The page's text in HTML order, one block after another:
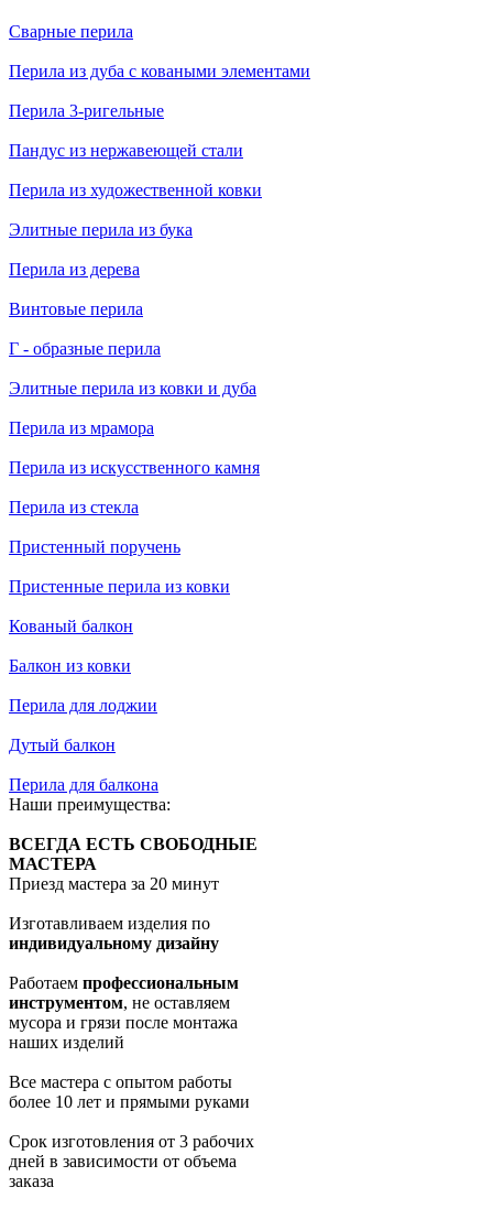
Сварные перила
Перила из дуба с коваными элементами
Перила 3-ригельные
Пандус из нержавеющей стали
Перила из художественной ковки
Элитные перила из бука
Перила из дерева
Винтовые перила
Г - образные перила
Элитные перила из ковки и дуба
Перила из мрамора
Перила из искусственного камня
Перила из стекла
Пристенный поручень
Пристенные перила из ковки
Кованый балкон
Балкон из ковки
Перила для лоджии
Дутый балкон
Перила для балкона
Наши преимущества:
ВСЕГДА ЕСТЬ СВОБОДНЫЕ
МАСТЕРА
Приезд мастера за 20 минут
Изготавливаем изделия по
индивидуальному дизайну
Работаем профессиональным
инструментом, не оставляем
мусора и грязи после монтажа
наших изделий
Все мастера с опытом работы
более 10 лет и прямыми руками
Срок изготовления от 3 рабочих
дней в зависимости от объема
заказа